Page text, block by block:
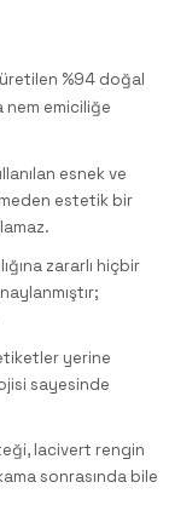
%94 doğal
nem emiciliğe
esnek ve
estetik bir
zararlı hiçbir
yerine
sayesinde
lacivert rengin
sonrasında bile